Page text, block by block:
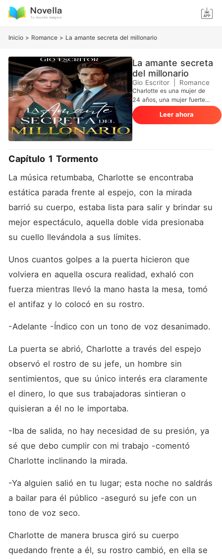
Inicio > Romance > La amante secreta del millonario
La amante secreta
del millonario
Gio Escritor Romance
Charlotte es una mujer de
24 años, una mujer fuerte
que ha tenido que enfrentar
las pruebas más duras en la
vida, luego de que su padre
abandonó su hogar ella se
nocturno para ganarse la
vida, y encargarse de su
madre enferma y su
hermana. Logan Taylor, un
hombre que solía manejar
todo a su gusto sin perder
una sola batalla, termina
nocturno para dispersarse de
aquella solitaria realidad en
la que vive. Entre aquellas
bailarinas Logan conoce a
cumple con todas sus
pierda la cabeza. A cambio
de dinero Logan logró
Charlotte, pero la felicidad
no les dura para siempre ya
que el novio de Charlotte es
el hijo de Logan. ¿Lo que
será un simple capricho o
apoyo incondicional que
Leer ahora
Capítulo 1 Tormento
La música retumbaba, Charlotte se encontraba
estática parada frente al espejo, con la mirada
barrió su cuerpo, estaba lista para salir y brindar su
mejor espectáculo, aquella doble vida presionaba
su cuello llevándola a sus límites.
Unos cuantos golpes a la puerta hicieron que
volviera en aquella oscura realidad, exhaló con
fuerza mientras llevó la mano hasta la mesa, tomó
el antifaz y lo colocó en su rostro.
-Adelante -Índico con un tono de voz desanimado.
La puerta se abrió, Charlotte a través del espejo
observó el rostro de su jefe, un hombre sin
sentimientos, que su único interés era claramente
el dinero, lo que sus trabajadoras sintieran o
quisieran a él no le importaba.
-Iba de salida, no hay necesidad de su presión, ya
sé que debo cumplir con mi trabajo -comentó
Charlotte inclinando la mirada.
-Ya alguien salió en tu lugar; esta noche no saldrás
a bailar para él público -aseguró su jefe con un
tono de voz seco.
Charlotte de manera brusca giró su cuerpo
quedando frente a él, su rostro cambió, en ella se